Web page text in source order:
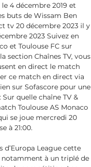
4 décembre 2019 et
buts de Wissam Ben
tv 20 décembre 2023 il y
2023 Suivez en
et Toulouse FC sur
section Chaînes TV, vous
en direct le match
ce match en direct via
sur Sofascore pour une
quelle chaîne TV &
Toulouse AS Monaco
se joue mercredi 20
à 21:00.
d’Europa League cette
notamment à un triplé de